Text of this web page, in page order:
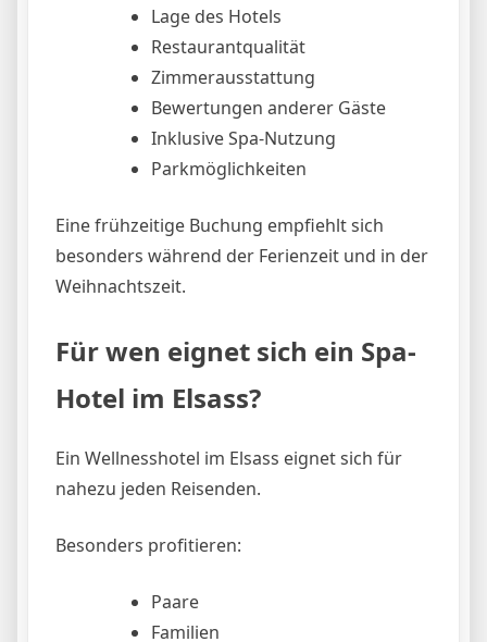
Lage des Hotels
Restaurantqualität
Zimmerausstattung
Bewertungen anderer Gäste
Inklusive Spa-Nutzung
Parkmöglichkeiten
Eine frühzeitige Buchung empfiehlt sich
besonders während der Ferienzeit und in der
Weihnachtszeit.
Für wen eignet sich ein Spa-
Hotel im Elsass?
Ein Wellnesshotel im Elsass eignet sich für
nahezu jeden Reisenden.
Besonders profitieren:
Paare
Familien